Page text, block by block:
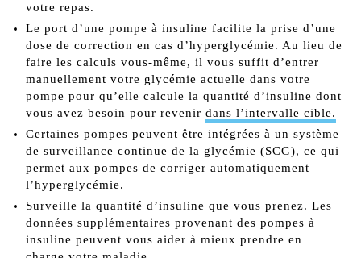
votre repas.
Le port d’une pompe à insuline facilite la prise d’une
dose de correction en cas d’hyperglycémie. Au lieu de
faire les calculs vous-même, il vous suffit d’entrer
manuellement votre glycémie actuelle dans votre
pompe pour qu’elle calcule la quantité d’insuline dont
vous avez besoin pour revenirdans l’intervalle cible.
Certaines pompes peuvent être intégrées à un système
de surveillance continue de la glycémie (SCG), ce qui
permet aux pompes de corriger automatiquement
l’hyperglycémie.
Surveille la quantité d’insuline que vous prenez. Les
données supplémentaires provenant des pompes à
insuline peuvent vous aider à mieux prendre en